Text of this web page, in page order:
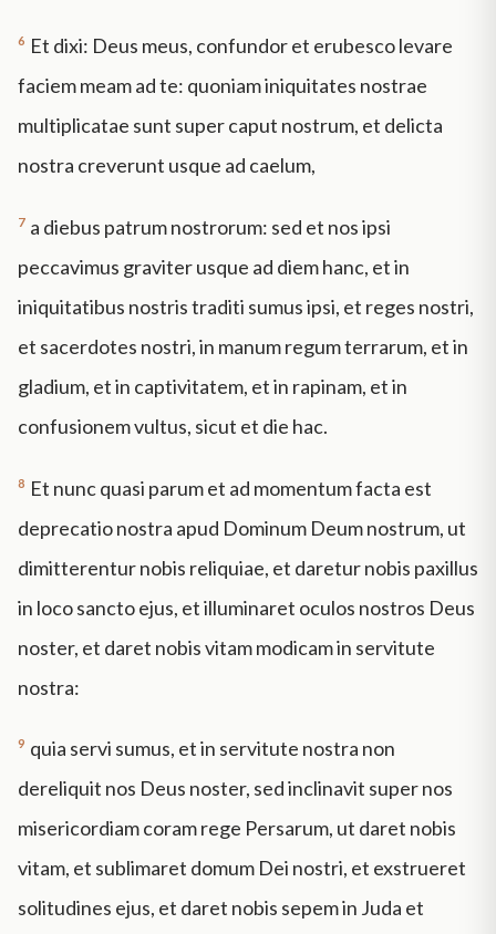
6 Et dixi: Deus meus, confundor et erubesco levare
faciem meam ad te: quoniam iniquitates nostrae
multiplicatae sunt super caput nostrum, et delicta
nostra creverunt usque ad caelum,
7 a diebus patrum nostrorum: sed et nos ipsi
peccavimus graviter usque ad diem hanc, et in
iniquitatibus nostris traditi sumus ipsi, et reges nostri,
et sacerdotes nostri, in manum regum terrarum, et in
gladium, et in captivitatem, et in rapinam, et in
confusionem vultus, sicut et die hac.
8 Et nunc quasi parum et ad momentum facta est
deprecatio nostra apud Dominum Deum nostrum, ut
dimitterentur nobis reliquiae, et daretur nobis paxillus
in loco sancto ejus, et illuminaret oculos nostros Deus
noster, et daret nobis vitam modicam in servitute
nostra:
9 quia servi sumus, et in servitute nostra non
dereliquit nos Deus noster, sed inclinavit super nos
misericordiam coram rege Persarum, ut daret nobis
vitam, et sublimaret domum Dei nostri, et exstrueret
solitudines ejus, et daret nobis sepem in Juda et